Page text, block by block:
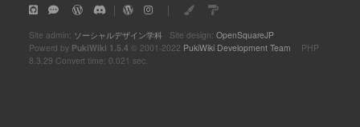
｜ ｜
Site admin: ソーシャルデザイン学科Site design: OpenSquareJP
Powerd by PukiWiki 1.5.4 © 2001-2022 PukiWiki Development Team PHP
8.3.29 Convert time: 0.021 sec.